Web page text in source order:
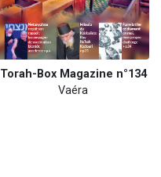
Torah-Box Magazine n°134
Vaéra